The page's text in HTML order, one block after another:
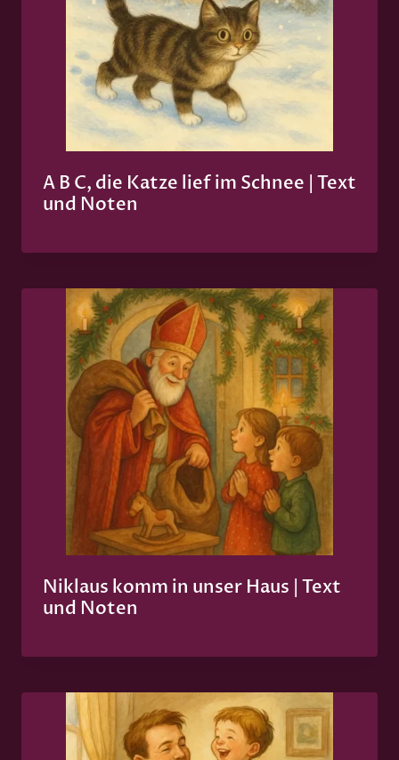
A B C, die Katze lief im Schnee | Text
und Noten
Niklaus komm in unser Haus | Text
und Noten